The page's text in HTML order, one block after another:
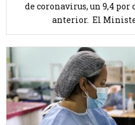
de coronavirus, un 9,4
anterior. El